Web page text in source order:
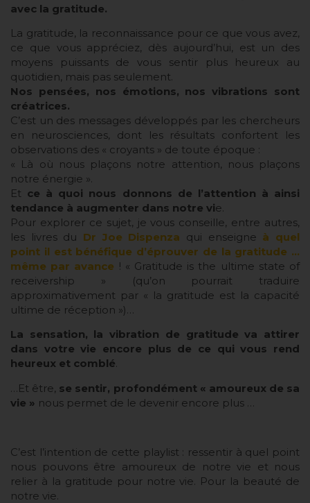
avec la gratitude.
La gratitude, la reconnaissance pour ce que vous avez,
ce que vous appréciez, dès aujourd’hui, est un des
moyens puissants de vous sentir plus heureux au
quotidien, mais pas seulement.
Nos pensées, nos émotions, nos vibrations sont
créatrices.
C’est un des messages développés par les chercheurs
en neurosciences, dont les résultats confortent les
observations des « croyants » de toute époque :
« Là où nous plaçons notre attention, nous plaçons
notre énergie ».
Et ce à quoi nous donnons de l’attention à ainsi
tendance à augmenter dans notre vie.
Pour explorer ce sujet, je vous conseille, entre autres,
les livres du Dr Joe Dispenza qui enseigne à quel
point il est bénéfique d’éprouver de la gratitude …
même par avance ! « Gratitude is the ultime state of
receivership » (qu’on pourrait traduire
approximativement par « la gratitude est la capacité
ultime de réception »)…
La sensation, la vibration de gratitude va attirer
dans votre vie encore plus de ce qui vous rend
heureux et comblé.
…Et être, se sentir, profondément « amoureux de sa
vie » nous permet de le devenir encore plus …
C’est l’intention de cette playlist : ressentir à quel point
nous pouvons être amoureux de notre vie et nous
relier à la gratitude pour notre vie. Pour la beauté de
notre vie.